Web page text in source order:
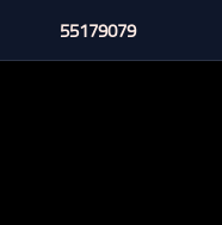
إلى
55179079